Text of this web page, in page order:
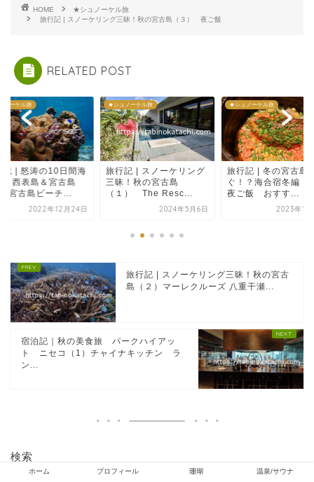
HOME
★シュノーケル旅
旅行記 | スノーケリング三昧！秋の宮古島（３） 夜ご飯
RELATED POST
ノーケル旅
記 | スノーケリング
！秋の宮古島
） The Resc...
2024年5月6日
★シュノーケル旅
旅行記 | 冬の宮古島で泳
ぐ！？海合宿冬編 (4)
夜ご飯 おすす...
2023年1月24日
★シュノーケル旅
旅行記 | 冬の宮古島
ぐ！？海合宿冬編
SUP ＆ シ...
2023年1
旅行記 | スノーケリング三昧！秋の宮古
島（２）マーレクルーズ 八重干瀬...
宿泊記｜秋の美食旅 パークハイアッ
ト ニセコ（1）チャイナキッチン ラ
ン...
検索
ホーム プロフィール 珊瑚 温泉/サウナ